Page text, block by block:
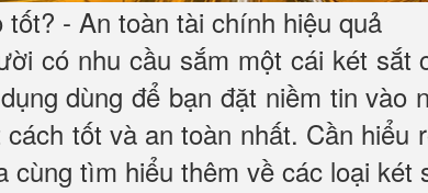
- An toàn tài chính hiệu quả
có nhu cầu sắm một cái két sắt
dùng để bạn đặt niềm tin vào
tốt và an toàn nhất. Cần
tìm hiểu thêm về các loại